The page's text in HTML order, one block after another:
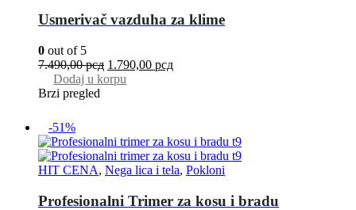
Usmerivač vazduha za klime
0 out of 5
7.490,00рсд 1.790,00 рсд
Dodaj u korpu
Brzi pregled
-51%
HIT CENA, Nega lica i tela, Pokloni
Profesionalni Trimer za kosu i bradu